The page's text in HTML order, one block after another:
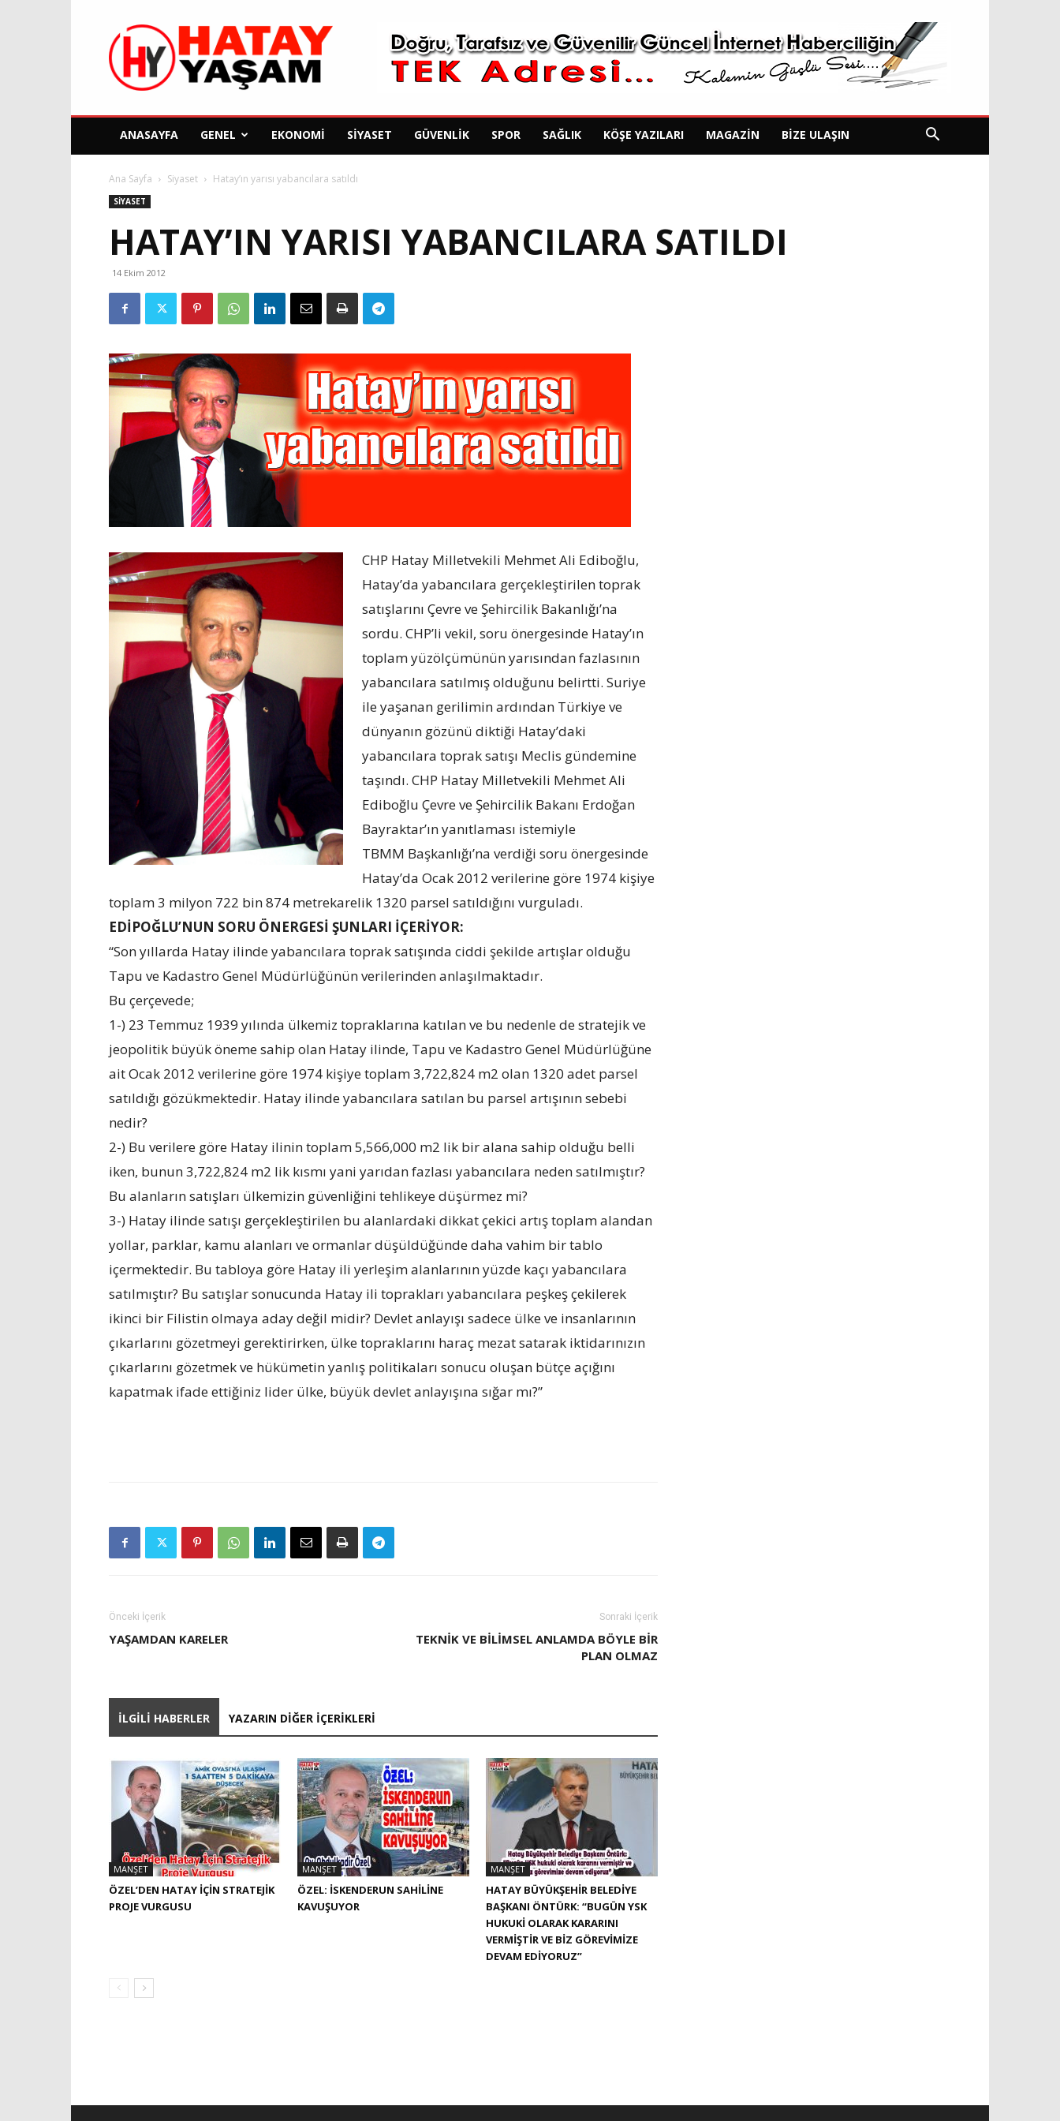
Hatay
Yaşam
Gazetesi
ANASAYFA GENEL EKONOMI SIYASET GÜVENLIK SPOR SAĞLIK KÖŞE YAZILARI MAGAZIN BIZE ULAŞIN
Ana Sayfa Siyaset Hatay’ın yarısı yabancılara satıldı
SIYASET
HATAY’IN YARISI YABANCILARA SATILDI
14 Ekim 2012
CHP Hatay Milletvekili Mehmet Ali Ediboğlu,
Hatay’da yabancılara gerçekleştirilen toprak
satışlarını Çevre ve Şehircilik Bakanlığı’na
sordu. CHP’li vekil, soru önergesinde Hatay’ın
toplam yüzölçümünün yarısından fazlasının
yabancılara satılmış olduğunu belirtti. Suriye
ile yaşanan gerilimin ardından Türkiye ve
dünyanın gözünü diktiği Hatay’daki
yabancılara toprak satışı Meclis gündemine
taşındı. CHP Hatay Milletvekili Mehmet Ali
Ediboğlu Çevre ve Şehircilik Bakanı Erdoğan
Bayraktar’ın yanıtlaması istemiyle
TBMM Başkanlığı’na verdiği soru önergesinde
Hatay’da Ocak 2012 verilerine göre 1974 kişiye
toplam 3 milyon 722 bin 874 metrekarelik 1320 parsel satıldığını vurguladı.
EDİPOĞLU’NUN SORU ÖNERGESİ ŞUNLARI İÇERİYOR:
“Son yıllarda Hatay ilinde yabancılara toprak satışında ciddi şekilde artışlar olduğu
Tapu ve Kadastro Genel Müdürlüğünün verilerinden anlaşılmaktadır.
Bu çerçevede;
1-) 23 Temmuz 1939 yılında ülkemiz topraklarına katılan ve bu nedenle de stratejik ve
jeopolitik büyük öneme sahip olan Hatay ilinde, Tapu ve Kadastro Genel Müdürlüğüne
ait Ocak 2012 verilerine göre 1974 kişiye toplam 3,722,824 m2 olan 1320 adet parsel
satıldığı gözükmektedir. Hatay ilinde yabancılara satılan bu parsel artışının sebebi
nedir?
2-) Bu verilere göre Hatay ilinin toplam 5,566,000 m2 lik bir alana sahip olduğu belli
iken, bunun 3,722,824 m2 lik kısmı yani yarıdan fazlası yabancılara neden satılmıştır?
Bu alanların satışları ülkemizin güvenliğini tehlikeye düşürmez mi?
3-) Hatay ilinde satışı gerçekleştirilen bu alanlardaki dikkat çekici artış toplam alandan
yollar, parklar, kamu alanları ve ormanlar düşüldüğünde daha vahim bir tablo
içermektedir. Bu tabloya göre Hatay ili yerleşim alanlarının yüzde kaçı yabancılara
satılmıştır? Bu satışlar sonucunda Hatay ili toprakları yabancılara peşkeş çekilerek
ikinci bir Filistin olmaya aday değil midir? Devlet anlayışı sadece ülke ve insanlarının
çıkarlarını gözetmeyi gerektirirken, ülke topraklarını haraç mezat satarak iktidarınızın
çıkarlarını gözetmek ve hükümetin yanlış politikaları sonucu oluşan bütçe açığını
kapatmak ifade ettiğiniz lider ülke, büyük devlet anlayışına sığar mı?”
Önceki İçerik
YAŞAMDAN KARELER
Sonraki İçerik
TEKNIK VE BILIMSEL ANLAMDA BÖYLE BIR
PLAN OLMAZ
İLGILI HABERLER YAZARIN DIĞER İÇERIKLERI
MANŞET
ÖZEL’DEN HATAY İÇIN STRATEJIK
PROJE VURGUSU
MANŞET
ÖZEL: İSKENDERUN SAHİLİNE
KAVUŞUYOR
MANŞET
HATAY BÜYÜKŞEHIR BELEDIYE
BAŞKANI ÖNTÜRK: “BUGÜN YSK
HUKUKI OLARAK KARARINI
VERMIŞTIR VE BIZ GÖREVIMIZE
DEVAM EDIYORUZ”